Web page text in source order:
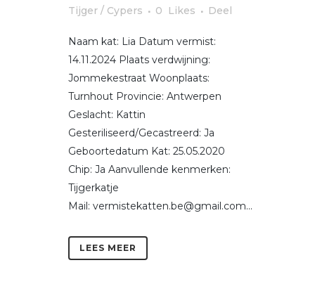
Tijger / Cypers
0 Likes Deel
Naam kat: Lia Datum vermist:
14.11.2024 Plaats verdwijning:
Jommekestraat Woonplaats:
Turnhout Provincie: Antwerpen
Geslacht: Kattin
Gesteriliseerd/Gecastreerd: Ja
Geboortedatum Kat: 25.05.2020
Chip: Ja Aanvullende kenmerken:
Tijgerkatje
Mail: vermistekatten.be@gmail.com...
LEES MEER